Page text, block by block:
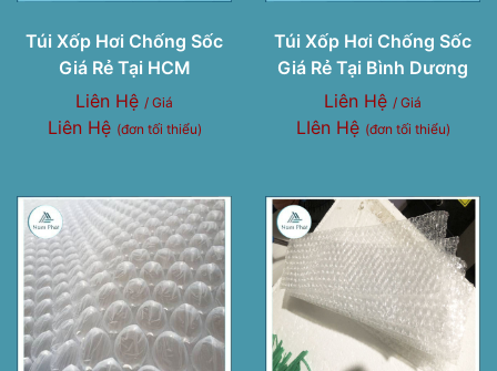
Túi Xốp Hơi Chống Sốc
Giá Rẻ Tại HCM
Liên Hệ / Giá
Liên Hệ (đơn tối thiểu)
Túi Xốp Hơi Chống Sốc
Giá Rẻ Tại Bình Dương
Liên Hệ / Giá
LIên Hệ (đơn tối thiểu)